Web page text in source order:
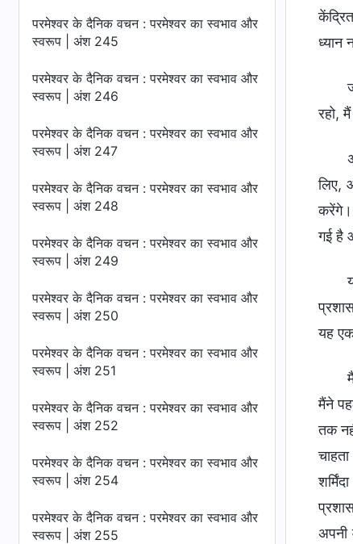
परमेश्वर के दैनिक वचन : परमेश्वर का स्वभाव और
स्वरूप | अंश 245
परमेश्वर के दैनिक वचन : परमेश्वर का स्वभाव और
स्वरूप | अंश 246
परमेश्वर के दैनिक वचन : परमेश्वर का स्वभाव और
स्वरूप | अंश 247
परमेश्वर के दैनिक वचन : परमेश्वर का स्वभाव और
स्वरूप | अंश 248
परमेश्वर के दैनिक वचन : परमेश्वर का स्वभाव और
स्वरूप | अंश 249
परमेश्वर के दैनिक वचन : परमेश्वर का स्वभाव और
स्वरूप | अंश 250
परमेश्वर के दैनिक वचन : परमेश्वर का स्वभाव और
स्वरूप | अंश 251
परमेश्वर के दैनिक वचन : परमेश्वर का स्वभाव और
स्वरूप | अंश 252
परमेश्वर के दैनिक वचन : परमेश्वर का स्वभाव और
स्वरूप | अंश 254
परमेश्वर के दैनिक वचन : परमेश्वर का स्वभाव और
स्वरूप | अंश 255
ध्यान
रहो,
लिए,
करेंगे।
गई है
यह एक
मैंने
तक
अपनी